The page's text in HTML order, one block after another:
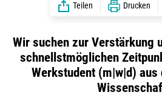
Teilen Drucken
Wir suchen zur Verstärkung
schnellstmöglichen
Werkstudent (m|w|d) aus